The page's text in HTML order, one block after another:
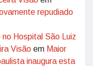
repudiado
Hospital São Luiz
Visão em Maior
inaugura esta